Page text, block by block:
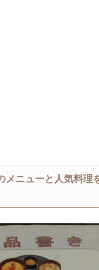
メニューと人気料理